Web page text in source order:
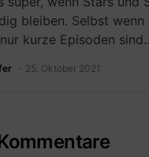
bleiben. Selbst wenn
kurze Episoden
25. Oktober 2021